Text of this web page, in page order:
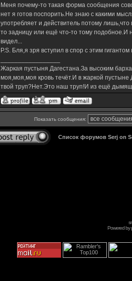
Меня почему-то такая форма сообщения
нет я готов поспорить.Не знаю с какими
употребляет и действитель потому лишь,что
то задницу или ещё что-то тому подобное.И
видел...
P.S. Бля,я зря вступил в спор с этим
Жаркая пустыня Дагестана.За высоким
моя,моя,моя кровь течёт.И в жаркой
твой труп?Нет.Это наш труп!И из ещё
Показать сообщения:
Список форумов Serj on
Powered by